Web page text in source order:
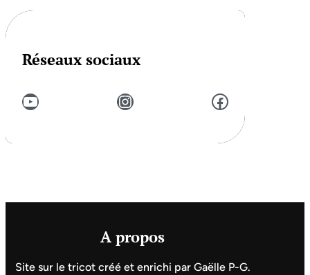
Réseaux sociaux
YouTube Instagram Facebook
A propos
Site sur le tricot créé et enrichi par Gaëlle P-G.